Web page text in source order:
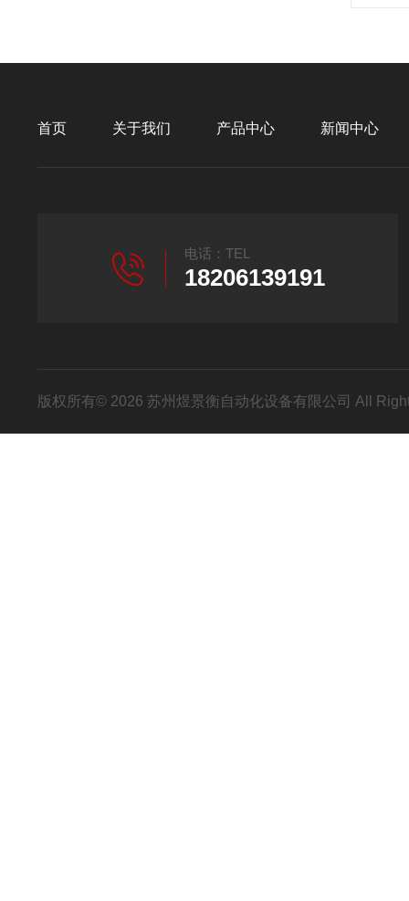
首页 关于我们 产品中心 新闻中心
电话：TEL
18206139191
版权所有© 2026 苏州煜景衡自动化设备有限公司 All